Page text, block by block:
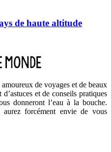
de haute altitude
de voyages et de beaux
et de conseils pratiques
donneront l’eau à la bouche.
forcément envie de vous